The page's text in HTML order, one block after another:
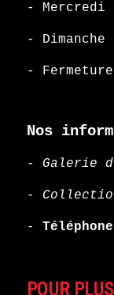
- Mercredi
-
-
Nos
- Galerie
-
- Téléphone
POUR